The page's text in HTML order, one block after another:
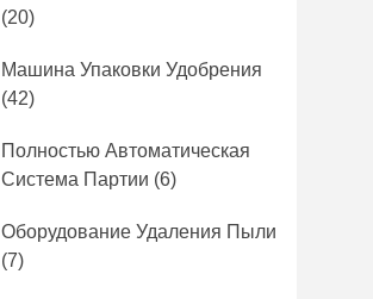
(20)
Машина Упаковки Удобрения
(42)
Полностью Автоматическая
Система Партии (6)
Оборудование Удаления Пыли
(7)